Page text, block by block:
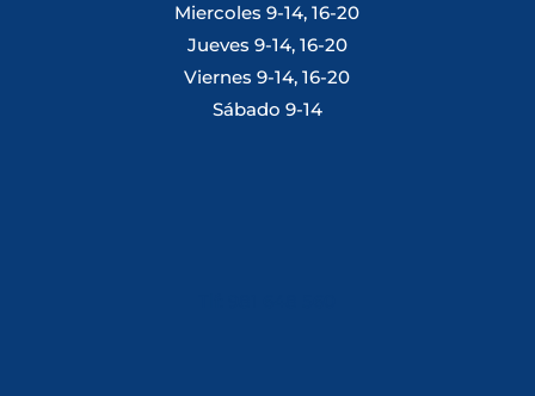
Miercoles 9-14, 16-20
Jueves 9-14, 16-20
Viernes 9-14, 16-20
Sábado 9-14